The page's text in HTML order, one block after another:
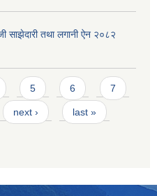
साझेदारी तथा लगानी ऐन २०८२
5 6 7
next › last »